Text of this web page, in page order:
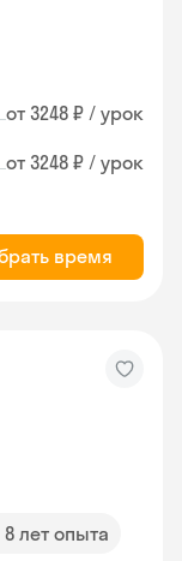
от 3248 ₽ / урок
от 3248 ₽ / урок
время
8 лет опыта